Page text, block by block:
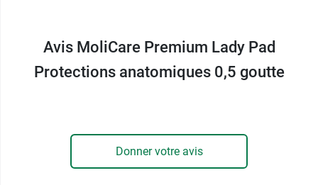
Confort et hygiène avec la
protection anatomique pour
D'une texture très douce, cetteserviette
respecte le pH physiologie de la
Avis MoliCare Premium Lady Pad
Protections anatomiques 0,5 goutte
Donner votre avis